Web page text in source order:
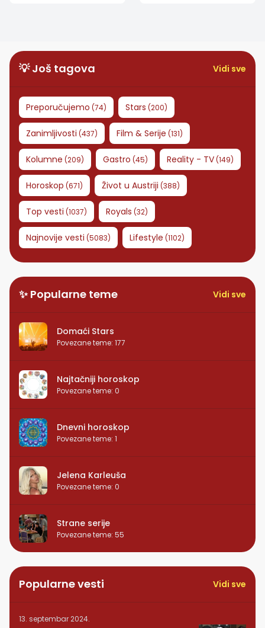
💡 Još tagova Vidi sve
Preporučujemo (74) Stars (200)
Zanimljivosti (437) Film & Serije (131)
Kolumne (209) Gastro (45) Reality - TV(149)
Horoskop (671) Život u Austriji (388)
Top vesti (1037) Royals (32)
Najnovije vesti (5083) Lifestyle (1102)
✨ Popularne teme Vidi sve
Domaći Stars
Povezane teme: 177
Najtačniji horoskop
Povezane teme: 0
Dnevni horoskop
Povezane teme: 1
Jelena Karleuša
Povezane teme: 0
Strane serije
Povezane teme: 55
Popularne vesti Vidi sve
13. septembar 2024.